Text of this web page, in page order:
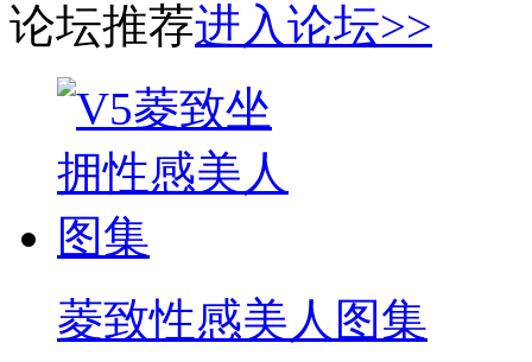
论坛推荐进入论坛>>
菱致性感美人图集